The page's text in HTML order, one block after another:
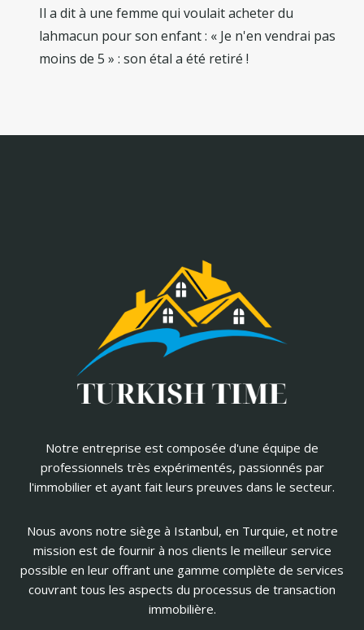
Il a dit à une femme qui voulait acheter du
lahmacun pour son enfant : « Je n'en vendrai pas
moins de 5 » : son étal a été retiré !
Notre entreprise est composée d'une équipe de
professionnels très expérimentés, passionnés par
l'immobilier et ayant fait leurs preuves dans le secteur.
Nous avons notre siège à Istanbul, en Turquie, et notre
mission est de fournir à nos clients le meilleur service
possible en leur offrant une gamme complète de services
couvrant tous les aspects du processus de transaction
immobilière.